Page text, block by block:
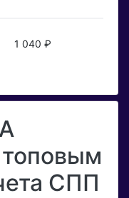
1 040 ₽
топовым
СПП